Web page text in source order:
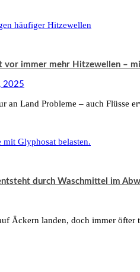
vor immer mehr Hitzewellen –
2025
an Land Probleme – auch Flüsse
durch Waschmittel im
Äckern landen, doch immer